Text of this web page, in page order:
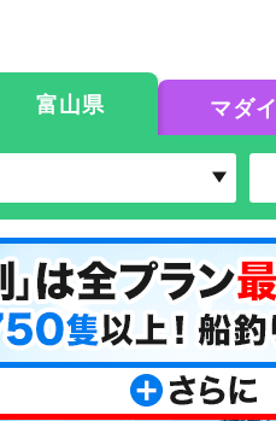
富山県 マダイ